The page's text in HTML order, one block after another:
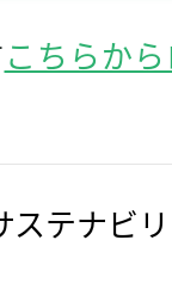
こちらか
テナビ